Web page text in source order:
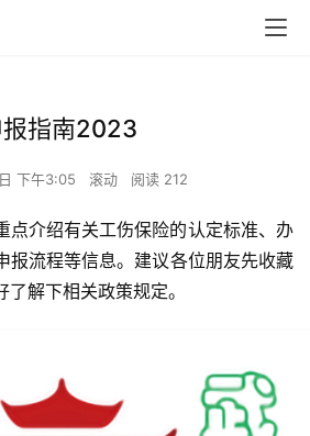
指南2023
下午3:05 滚动 阅读 212
点介绍有关工伤保险的认定标准、办
报流程等信息。建议各位朋友先收藏
解下相关政策规定。